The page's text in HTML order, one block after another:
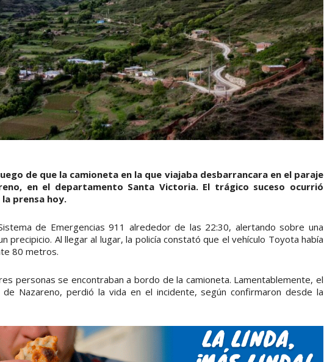
de que la camioneta en la que viajaba desbarrancara en el paraje
en el departamento Santa Victoria. El trágico suceso ocurrió
prensa hoy.
de Emergencias 911 alrededor de las 22:30, alertando sobre una
precipicio. Al llegar al lugar, la policía constató que el vehículo Toyota había
80 metros.
personas se encontraban a bordo de la camioneta. Lamentablemente, el
Nazareno, perdió la vida en el incidente, según confirmaron desde la